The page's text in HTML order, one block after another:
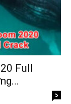
Full
5